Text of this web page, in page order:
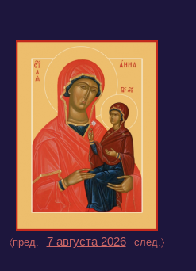
〈пред. 7 августа 2026 след.〉